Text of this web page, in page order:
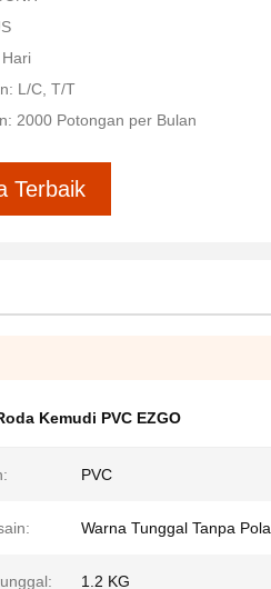
L/C, T/T
2000 Potongan per Bulan
Terbaik
Kemudi PVC EZGO
PVC
Warna Tunggal Tanpa Pola
1.2 KG